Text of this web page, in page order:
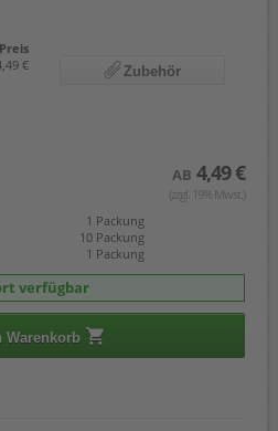
Preis
€ Zubehör
AB 4,49 €
(zzgl. 19% Mwst.)
1 Packung
10 Packung
1 Packung
verfügbar
Warenkorb